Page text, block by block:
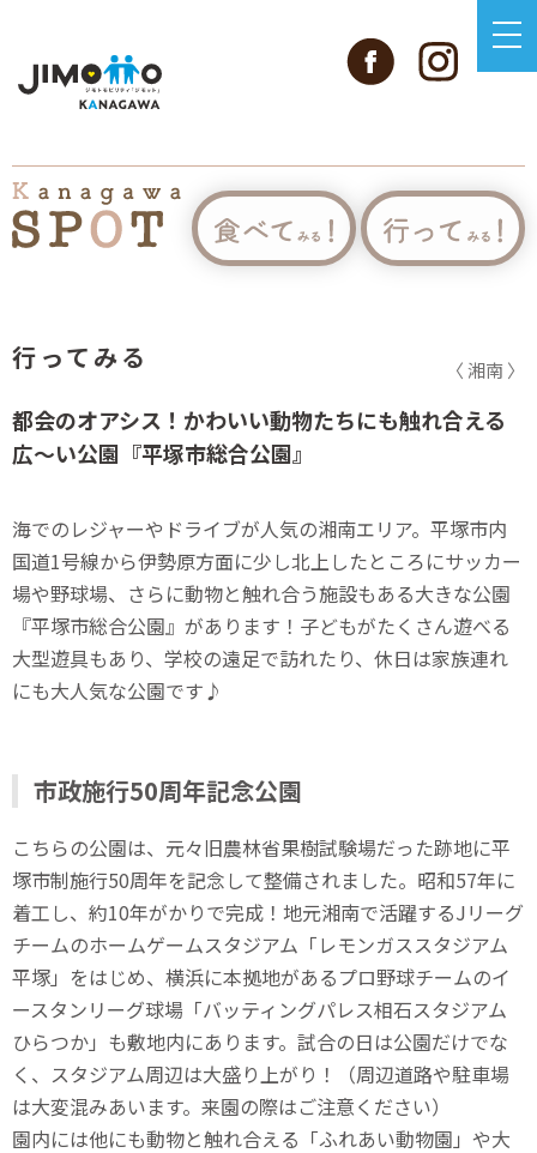
行ってみる 〈 湘南 〉
都会のオアシス！かわいい動物たちにも触れ合える
広～い公園『平塚市総合公園』
海でのレジャーやドライブが人気の湘南エリア。平塚市内
国道1号線から伊勢原方面に少し北上したところにサッカー
場や野球場、さらに動物と触れ合う施設もある大きな公園
『平塚市総合公園』があります！子どもがたくさん遊べる
大型遊具もあり、学校の遠足で訪れたり、休日は家族連れ
にも大人気な公園です♪
市政施行50周年記念公園
こちらの公園は、元々旧農林省果樹試験場だった跡地に平
塚市制施行50周年を記念して整備されました。昭和57年に
着工し、約10年がかりで完成！地元湘南で活躍するJリーグ
チームのホームゲームスタジアム「レモンガススタジアム
平塚」をはじめ、横浜に本拠地があるプロ野球チームのイ
ースタンリーグ球場「バッティングパレス相石スタジアム
ひらつか」も敷地内にあります。試合の日は公園だけでな
く、スタジアム周辺は大盛り上がり！（周辺道路や駐車場
は大変混みあいます。来園の際はご注意ください）
園内には他にも動物と触れ合える「ふれあい動物園」や大